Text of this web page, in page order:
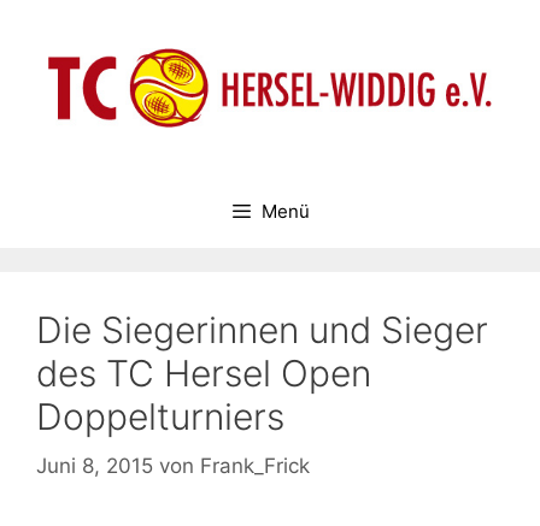
springen
Menü
Die Siegerinnen und Sieger
des TC Hersel Open
Doppelturniers
Juni 8, 2015 von Frank_Frick